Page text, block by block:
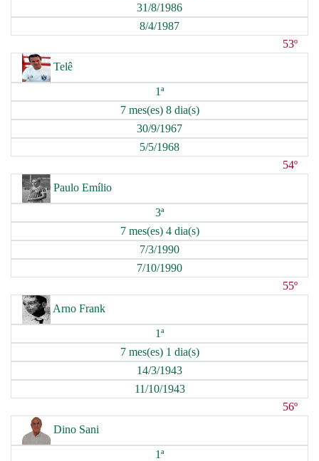
31/8/1986
8/4/1987
53º
Telê
1ª
7 mes(es) 8 dia(s)
30/9/1967
5/5/1968
54º
Paulo Emílio
3ª
7 mes(es) 4 dia(s)
7/3/1990
7/10/1990
55º
Arno Frank
1ª
7 mes(es) 1 dia(s)
14/3/1943
11/10/1943
56º
Dino Sani
1ª